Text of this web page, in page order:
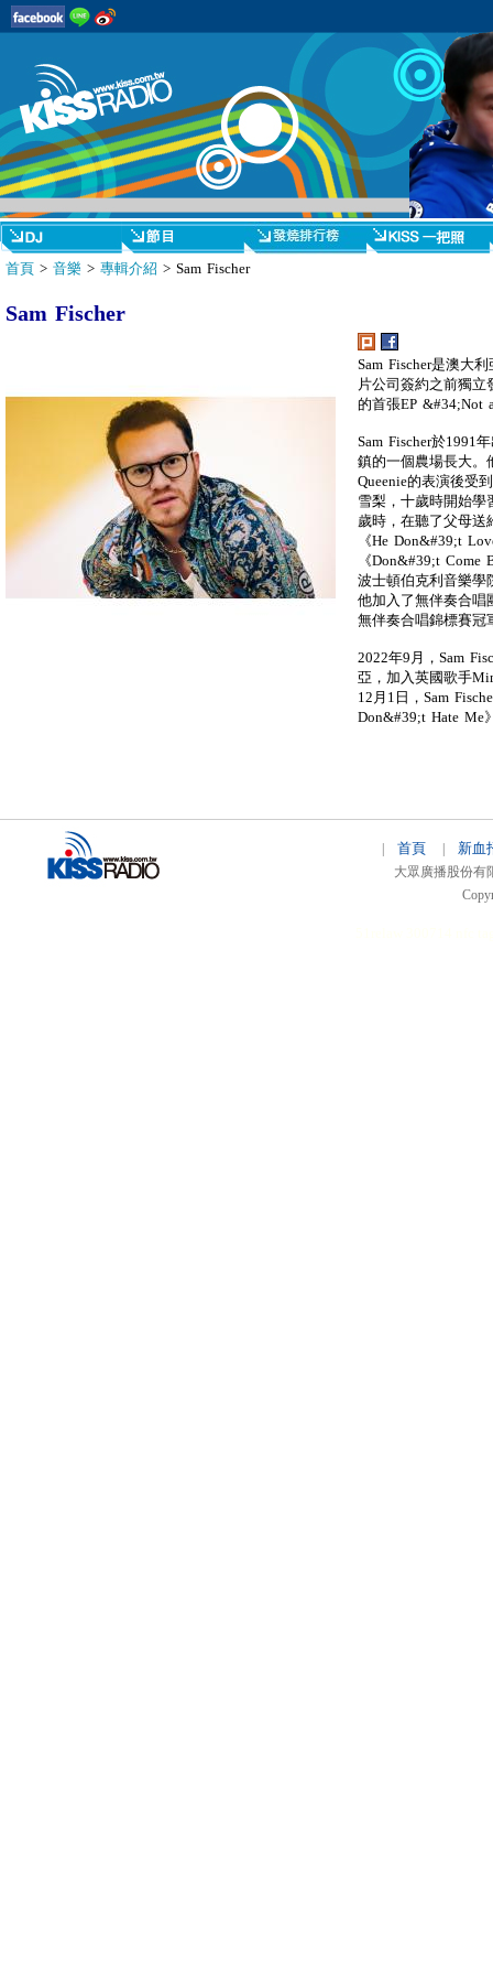
首頁 > 音樂 > 專輯介紹 > Sam Fischer
Sam Fischer
Sam Fischer是澳大
片公司簽約之前獨立
的首張EP &#34;Not
Sam Fischer於1991
鎮的一個農場長大。
Queenie的表演後受
雪梨，十歲時開始學
歲時，在聽了父母送
《He Don&#39;t
《Don&#39;t Come
波士頓伯克利音樂學
他加入了無伴奏合唱
無伴奏合唱錦標賽冠
2022年9月，Sam
亞，加入英國歌手
12月1日，Sam
Don&#39;t Hate Me
首頁 新血
大眾廣播股份有